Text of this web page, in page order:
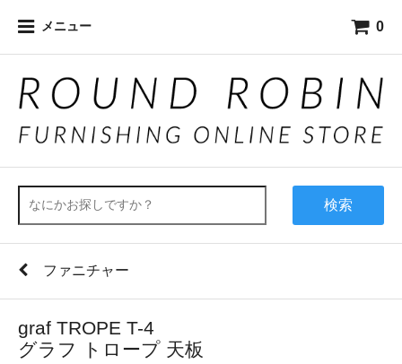
メニュー 0
検索
ファニチャー
graf TROPE T-4
グラフ トロープ 天板